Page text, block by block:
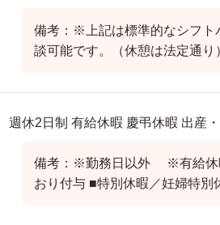
備考：※上記は標準的なシフ
談可能です。（休憩は法定通
週休2日制 有給休暇 慶弔休暇 出産
備考：※勤務日以外 ※有給休
おり付与 ■特別休暇／妊婦特別